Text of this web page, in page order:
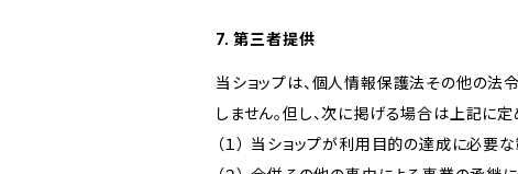
7. 第三者提供
当ショップは、個人情報保護法その他の法
しません。但し、次に掲げる場合は上記に
（１） 当ショップが利用目的の達成に必